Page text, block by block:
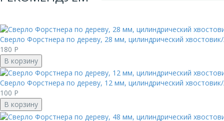
Сверло Форстнера по дереву, 28 мм, цилиндрический
180 Р
В корзину
Сверло Форстнера по дереву, 12 мм, цилиндрический
100 Р
В корзину